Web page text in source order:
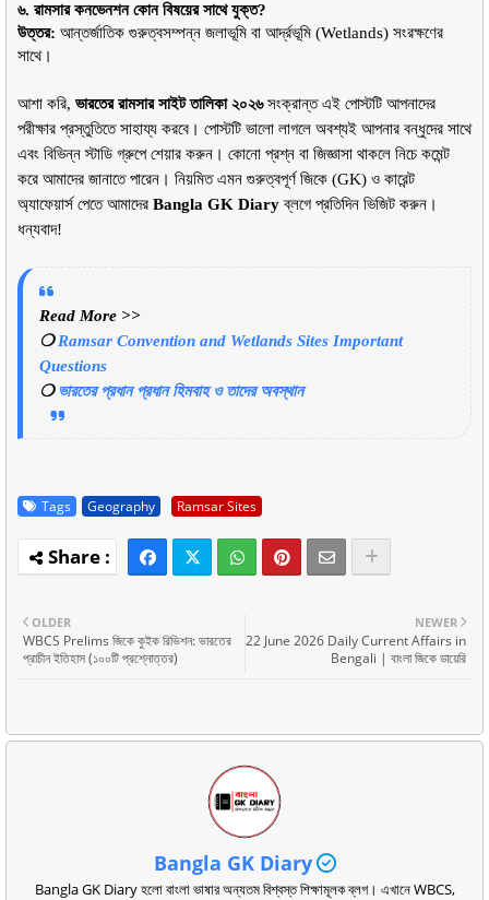
৬. রামসার কনভেনশন কোন বিষয়ের সাথে যুক্ত?
উত্তর: আন্তর্জাতিক গুরুত্বসম্পন্ন জলাভূমি বা আর্দ্রভূমি (Wetlands) সংরক্ষণের
সাথে।
আশা করি, ভারতের রামসার সাইট তালিকা ২০২৬ সংক্রান্ত এই পোস্টটি আপনাদের
পরীক্ষার প্রস্তুতিতে সাহায্য করবে। পোস্টটি ভালো লাগলে অবশ্যই আপনার বন্ধুদের সাথে
এবং বিভিন্ন স্টাডি গ্রুপে শেয়ার করুন। কোনো প্রশ্ন বা জিজ্ঞাসা থাকলে নিচে কমেন্ট
করে আমাদের জানাতে পারেন। নিয়মিত এমন গুরুত্বপূর্ণ জিকে (GK) ও কারেন্ট
অ্যাফেয়ার্স পেতে আমাদের Bangla GK Diary ব্লগে প্রতিদিন ভিজিট করুন।
ধন্যবাদ!
Read More >>
❍ Ramsar Convention and Wetlands Sites Important
Questions
❍ ভারতের প্রধান প্রধান হিমবাহ ও তাদের অবস্থান
Tags Geography Ramsar Sites
NEWER
22 June 2026 Daily Current Affairs in
Bengali | বাংলা জিকে ডায়েরি
OLDER
WBCS Prelims জিকে কুইক রিভিশন: ভারতের
প্রাচীন ইতিহাস (১০০টি প্রশ্নোত্তর)
Bangla GK Diary
Bangla GK Diary হলো বাংলা ভাষার অন্যতম বিশ্বস্ত শিক্ষামূলক ব্লগ। এখানে WBCS,